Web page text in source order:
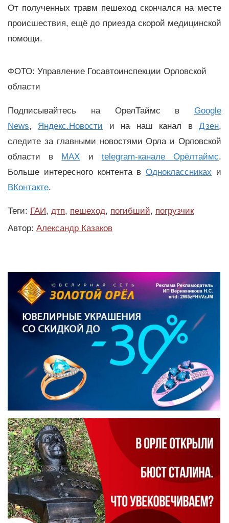
От полученных травм пешеход скончался на месте
происшествия, ещё до приезда скорой медицинской
помощи.
ФОТО: Управление Госавтоинспекции Орловской
области
Подписывайтесь на ОрелТаймс в Google
News, Яндекс.Новости и на наш канал вДзен,
следите за главными новостями Орла и Орловской
области в MAX и telegram-канале Орёлтаймс.
Больше интересного контента вОдноклассниках и
ВКонтакте.
Теги: ГАИ, дтп, пешеход, погибший, погрузчик
Автор: Александр Казаков